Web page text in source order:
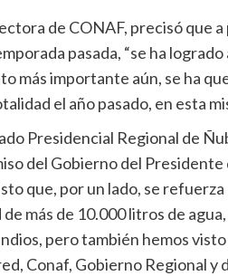
de CONAF, precisó que
pasada, “se ha
más importante aún, se ha
el año pasado, en esta
Presidencial Regional de
del Gobierno del
que, por un lado, se
más de 10.000 litros de
pero también hemos
Conaf, Gobierno Regional y